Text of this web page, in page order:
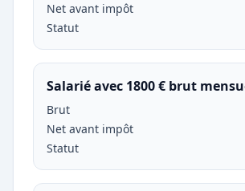
Net avant impôt
Statut
Salarié avec 1800 € brut
Brut
Net avant impôt
Statut